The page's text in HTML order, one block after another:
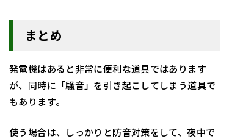
まとめ
発電機はあると非常に便利な道具ではあります
が、同時に「騒音」を引き起こしてしまう道具で
もあります。
使う場合は、しっかりと防音対策をして、夜中で